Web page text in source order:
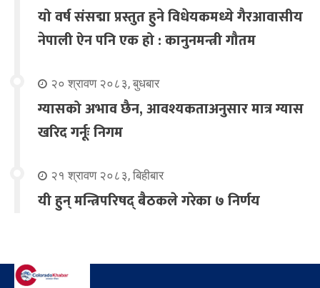
यो वर्ष संसद्मा प्रस्तुत हुने विधेयकमध्ये गैरआवासीय
नेपाली ऐन पनि एक हो : कानुनमन्त्री गौतम
२० श्रावण २०८३, बुधबार
ग्यासको अभाव छैन, आवश्यकताअनुसार मात्र ग्यास
खरिद गर्नूः निगम
२१ श्रावण २०८३, बिहीबार
यी हुन् मन्त्रिपरिषद् बैठकले गरेका ७ निर्णय